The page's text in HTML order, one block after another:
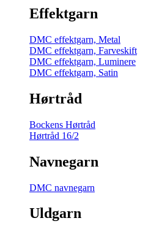
Effektgarn
DMC effektgarn, Metal
DMC effektgarn, Farveskift
DMC effektgarn, Luminere
DMC effektgarn, Satin
Hørtråd
Bockens Hørtråd
Hørtråd 16/2
Navnegarn
DMC navnegarn
Uldgarn